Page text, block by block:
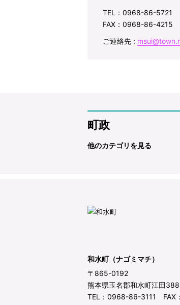
TEL：0968-86-5721
FAX：0968-86-4215
ご連絡先 :
町政
他のカテゴリを見る
和水町（ナゴミマチ）
〒865-0192
熊本県玉名郡和水町江田
TEL：0968-86-3111 FAX